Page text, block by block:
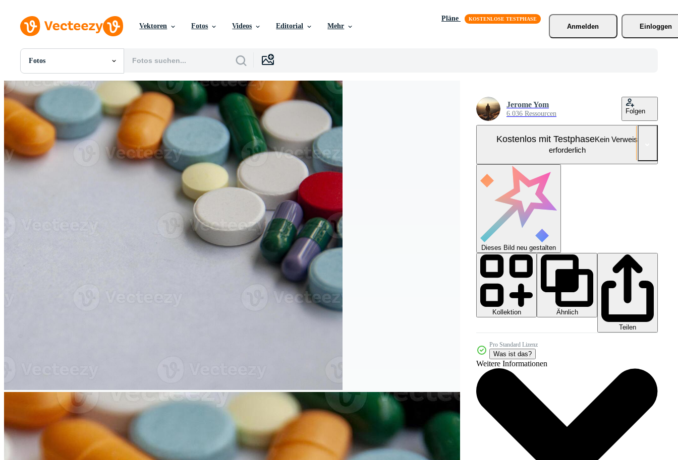
Vektoren Fotos Videos Editorial Mehr
Pläne
Anmelden
Einloggen
Fotos
Alle Bilder
Fotos
PNGs
SVGs
Vorlagen
Videos
Motion Graphics
Jerome Yom
6.036 Ressourcen Folgen
Kostenlos mit TestphaseKein Verweis
erforderlich
Dieses Bild neu gestalten
Kollektion
Ähnlich
Teilen
Pro Standard Lizenz
Was ist das?
Weitere Informationen